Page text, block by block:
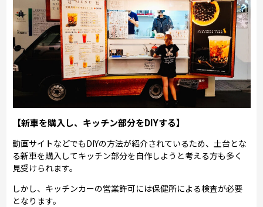
【新車を購入し、キッチン部分をDIYする】
動画サイトなどでもDIYの方法が紹介されているため、土台とな
る新車を購入してキッチン部分を自作しようと考える方も多く
見受けられます。
しかし、キッチンカーの営業許可には保健所による検査が必要
となります。